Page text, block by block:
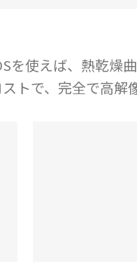
を使えば、熱乾燥
トで、完全で高解